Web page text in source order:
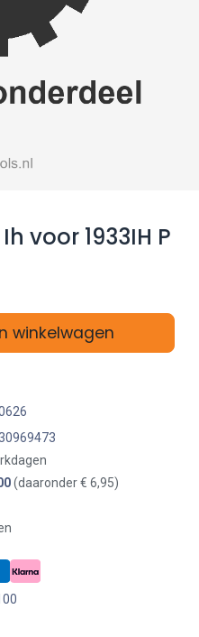
voor 1933IH P
winkelwagen
(daaronder € 6,95)